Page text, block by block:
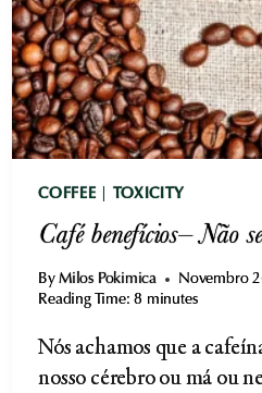
COFFEE TOXICITY
Café benefícios– Não
By Milos Pokimica
Novembro
Reading Time: 8 minutes
Nós achamos que a
nosso cérebro ou má ou